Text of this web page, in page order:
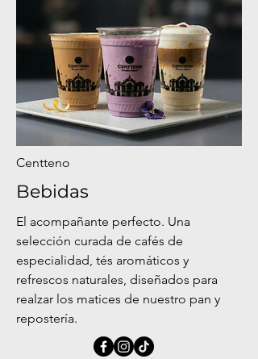
Centteno
Bebidas
El acompañante perfecto. Una
selección curada de cafés de
especialidad, tés aromáticos y
refrescos naturales, diseñados para
realzar los matices de nuestro pan y
repostería.